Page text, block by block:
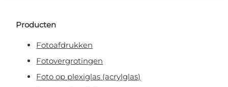
Producten
Fotoafdrukken
Fotovergrotingen
Foto op plexiglas (acrylglas)
Claim korting!